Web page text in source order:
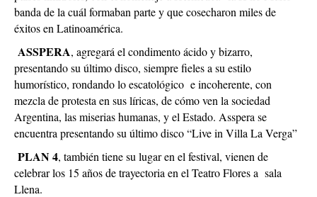
banda de la cuál formaban parte y que cosecharon miles de
éxitos en Latinoamérica.
ASSPERA, agregará el condimento ácido y bizarro,
presentando su último disco, siempre fieles a su estilo
humorístico, rondando lo escatológico e incoherente, con
mezcla de protesta en sus líricas, de cómo ven la sociedad
Argentina, las miserias humanas, y el Estado. Asspera se
encuentra presentando su último disco “Live in Villa La Verga”
PLAN 4, también tiene su lugar en el festival, vienen de
celebrar los 15 años de trayectoria en el Teatro Flores a sala
Llena.